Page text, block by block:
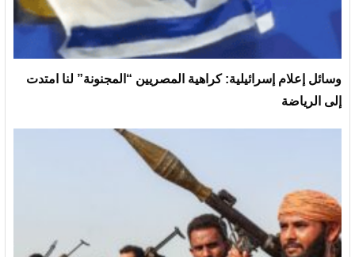
وسائل إعلام إسرائيلية: كراهية المصريين “المجنونة” لنا امتدت
إلى الرياضة